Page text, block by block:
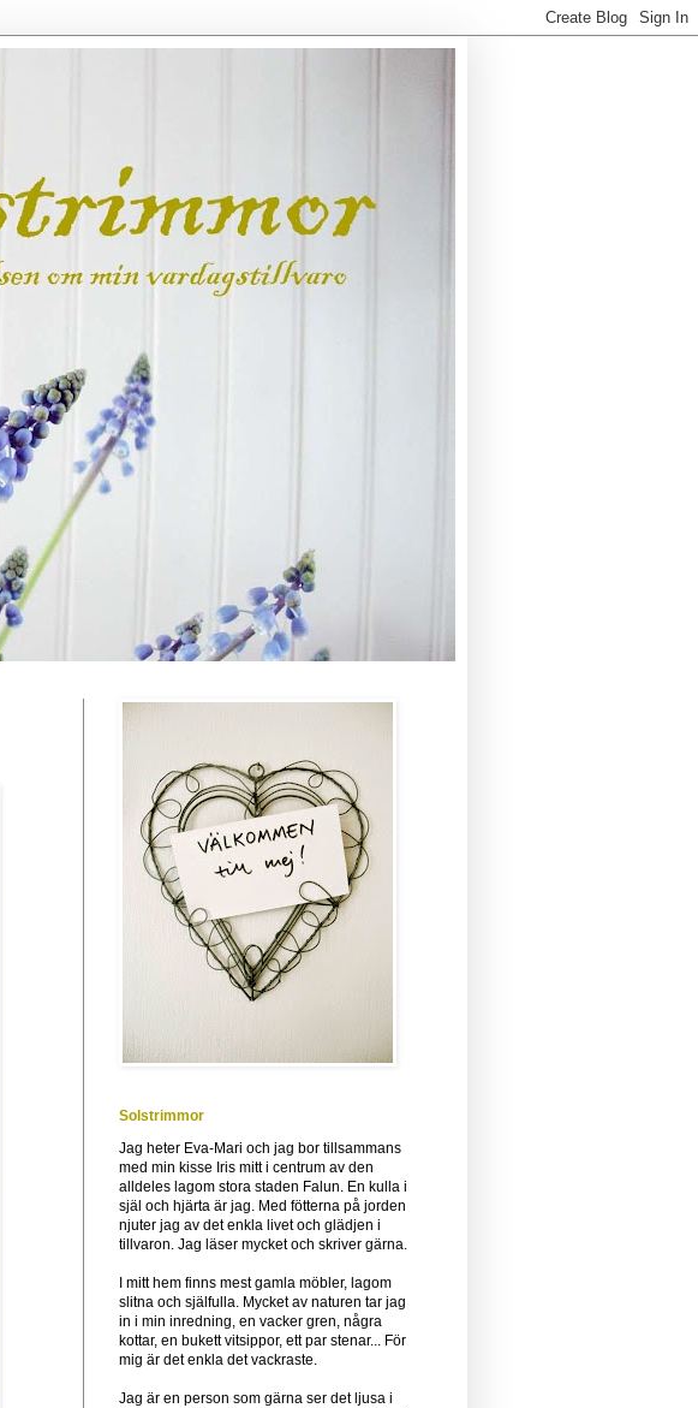
Solstrimmor
Jag heter Eva-Mari och jag bor tillsammans
med min kisse Iris mitt i centrum av den
alldeles lagom stora staden Falun. En kulla i
själ och hjärta är jag. Med fötterna på jorden
njuter jag av det enkla livet och glädjen i
tillvaron. Jag läser mycket och skriver gärna.
I mitt hem finns mest gamla möbler, lagom
slitna och själfulla. Mycket av naturen tar jag
in i min inredning, en vacker gren, några
kottar, en bukett vitsippor, ett par stenar... För
mig är det enkla det vackraste.
Jag är en person som gärna ser det ljusa i